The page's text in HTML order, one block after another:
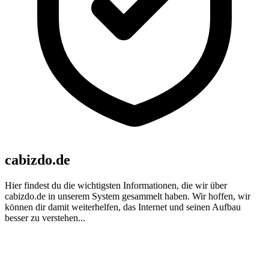
cabizdo.de
Hier findest du die wichtigsten Informationen, die wir über
cabizdo.de in unserem System gesammelt haben. Wir hoffen, wir
können dir damit weiterhelfen, das Internet und seinen Aufbau
besser zu verstehen...